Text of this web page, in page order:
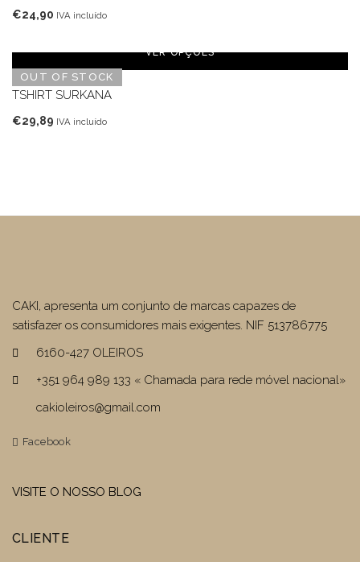
€24,90 IVA incluído
OUT OF STOCK
VER OPÇÕES
TSHIRT SURKANA
€29,89 IVA incluído
CAKI, apresenta um conjunto de marcas capazes de
satisfazer os consumidores mais exigentes. NIF 513786775
6160-427 OLEIROS
+351 964 989 133 « Chamada para rede móvel nacional»
cakioleiros@gmail.com
Facebook
VISITE O NOSSO BLOG
CLIENTE